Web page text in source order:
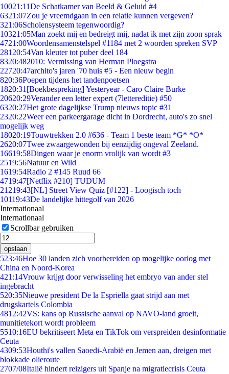
10021:11De Schatkamer van Beeld & Geluid #4
6321:07Zou je vreemdgaan in een relatie kunnen vergeven?
321:06Scholensysteem tegenwoordig?
10321:05Man zoekt mij en bedreigt mij, nadat ik met zijn zoon sprak
4721:00Woordensamenstelspel #1184 met 2 woorden spreken SVP
281 20:54Van kleuter tot puber deel 184
8320:482010: Vermissing van Herman Ploegstra
22720:47archito's jaren '70 huis #5 - Een nieuw begin
820:36Poepen tijdens het tandenpoetsen
1820:31 [Boekbespreking] Yesteryear - Caro Claire Burke
20620:29Verander een letter expert (7lettereditie) #50
6320:27Het grote dagelijkse Trump nieuws topic #31
2320:22Weer een parkeergarage dicht in Dordrecht, auto's zo snel
mogelijk weg
18020:19Touwtrekken 2.0 #636 - Team 1 beste team *G* *O*
2620:07Twee zwaargewonden bij eenzijdig ongeval Zeeland.
16619:58Dingen waar je enorm vrolijk van wordt #3
2519:56Natuur en Wild
1619:54Radio 2 #145 Ruud 66
4719:47[Netflix #210] TUDUM
21219:43[NL] Street View Quiz [#122] - Loogisch toch
10119:43De landelijke hittegolf van 2026
Internationaal
Internationaal
Scrollbar gebruiken
opslaan
523:46Hoe 30 landen zich voorbereiden op mogelijke oorlog met
China en Noord-Korea
421:14Vrouw krijgt door verwisseling het embryo van ander stel
ingebracht
520:35Nieuwe president De la Espriella gaat strijd aan met
drugskartels Colombia
4812:42VS: kans op Russische aanval op NAVO-land groeit,
munitietekort wordt probleem
5510:16EU bekritiseert Meta en TikTok om verspreiden desinformatie
Ceuta
4309:53Houthi's vallen Saoedi-Arabië en Jemen aan, dreigen met
blokkade olieroute
2707/08Italië hindert reizigers uit Spanje na migratiecrisis Ceuta